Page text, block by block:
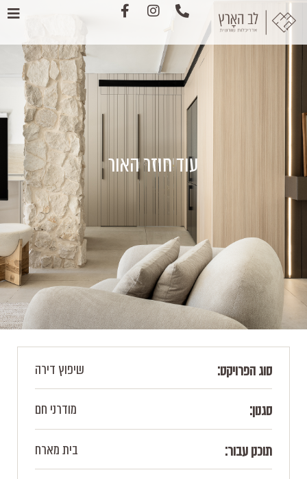
עוד חוזר האור
סוג הפרויקט: שיפוץ דירה
סגנון: מודרני חם
תוכנן עבור: בית מארח